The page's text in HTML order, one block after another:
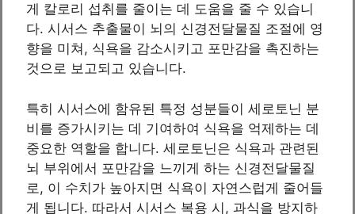
게 칼로리 섭취를 줄이는 데 도움을 줄 수 있습니
다. 시서스 추출물이 뇌의 신경전달물질 조절에 영
향을 미쳐, 식욕을 감소시키고 포만감을 촉진하는
것으로 보고되고 있습니다.
특히 시서스에 함유된 특정 성분들이 세로토닌 분
비를 증가시키는 데 기여하여 식욕을 억제하는 데
중요한 역할을 합니다. 세로토닌은 식욕과 관련된
뇌 부위에서 포만감을 느끼게 하는 신경전달물질
로, 이 수치가 높아지면 식욕이 자연스럽게 줄어들
게 됩니다. 따라서 시서스 복용 시, 과식을 방지하